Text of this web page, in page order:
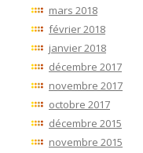
mars 2018
février 2018
janvier 2018
décembre 2017
novembre 2017
octobre 2017
décembre 2015
novembre 2015